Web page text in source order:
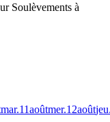
Soulèvements à
mar.11aoûtmer.12août